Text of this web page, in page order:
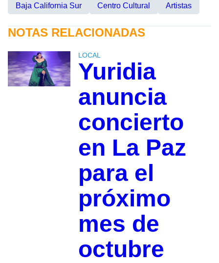
Baja California Sur Centro Cultural Artistas
NOTAS RELACIONADAS
LOCAL
Yuridia
anuncia
concierto
en La Paz
para el
próximo
mes de
octubre